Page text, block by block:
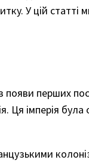
У цій статті
появи перших
Ця імперія